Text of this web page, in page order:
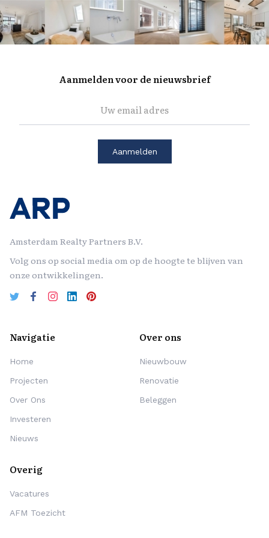
Amsterdam Realty Partners B.V.
Volg ons op social media om op de hoogte te blijven van
onze ontwikkelingen.
Navigatie
Home
Projecten
Over Ons
Investeren
Nieuws
Overig
Vacatures
AFM Toezicht
Over ons
Nieuwbouw
Renovatie
Beleggen
Aanmelden voor de nieuwsbrief